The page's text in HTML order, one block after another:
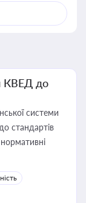
КВЕД до
системи
стандартів